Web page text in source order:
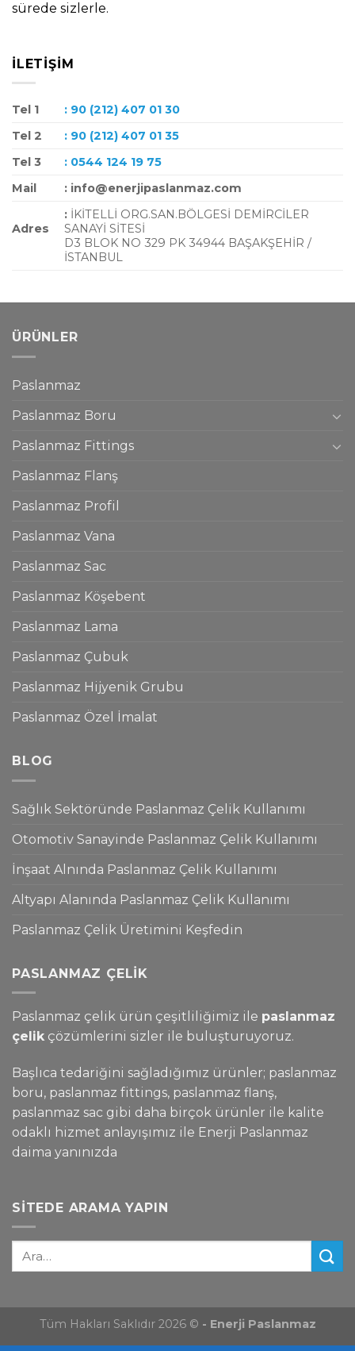
sürede sizlerle.
İLETIŞIM
Tel 1
: 90 (212) 407 01 30
Tel 2
: 90 (212) 407 01 35
Tel 3
: 0544 124 19 75
Mail
: info@enerjipaslanmaz.com
Adres
: İKİTELLİ ORG.SAN.BÖLGESİ DEMİRCİLER
SANAYİ SİTESİ
D3 BLOK NO 329 PK 34944 BAŞAKŞEHİR /
İSTANBUL
ÜRÜNLER
Paslanmaz
Paslanmaz Boru
Paslanmaz Fittings
Paslanmaz Flanş
Paslanmaz Profil
Paslanmaz Vana
Paslanmaz Sac
Paslanmaz Köşebent
Paslanmaz Lama
Paslanmaz Çubuk
Paslanmaz Hijyenik Grubu
Paslanmaz Özel İmalat
BLOG
Sağlık Sektöründe Paslanmaz Çelik Kullanımı
Otomotiv Sanayinde Paslanmaz Çelik Kullanımı
İnşaat Alnında Paslanmaz Çelik Kullanımı
Altyapı Alanında Paslanmaz Çelik Kullanımı
Paslanmaz Çelik Üretimini Keşfedin
PASLANMAZ ÇELIK
Paslanmaz çelik ürün çeşitliliğimiz ile paslanmaz
çelik çözümlerini sizler ile buluşturuyoruz.
Başlıca tedariğini sağladığımız ürünler; paslanmaz
boru, paslanmaz fittings, paslanmaz flanş,
paslanmaz sac gibi daha birçok ürünler ile kalite
odaklı hizmet anlayışımız ile Enerji Paslanmaz
daima yanınızda
SITEDE ARAMA YAPIN
Tüm Hakları Saklıdır 2026 © - Enerji Paslanmaz